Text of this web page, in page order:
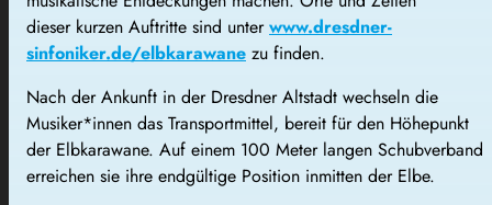
dieser kurzen Auftritte sind unterwww.dresdner-
sinfoniker.de/elbkarawane zu finden.
Nach der Ankunft in der Dresdner Altstadt wechseln die
Musiker*innen das Transportmittel, bereit für den Höhepunkt
der Elbkarawane. Auf einem 100 Meter langen Schubverband
erreichen sie ihre endgültige Position inmitten der Elbe.